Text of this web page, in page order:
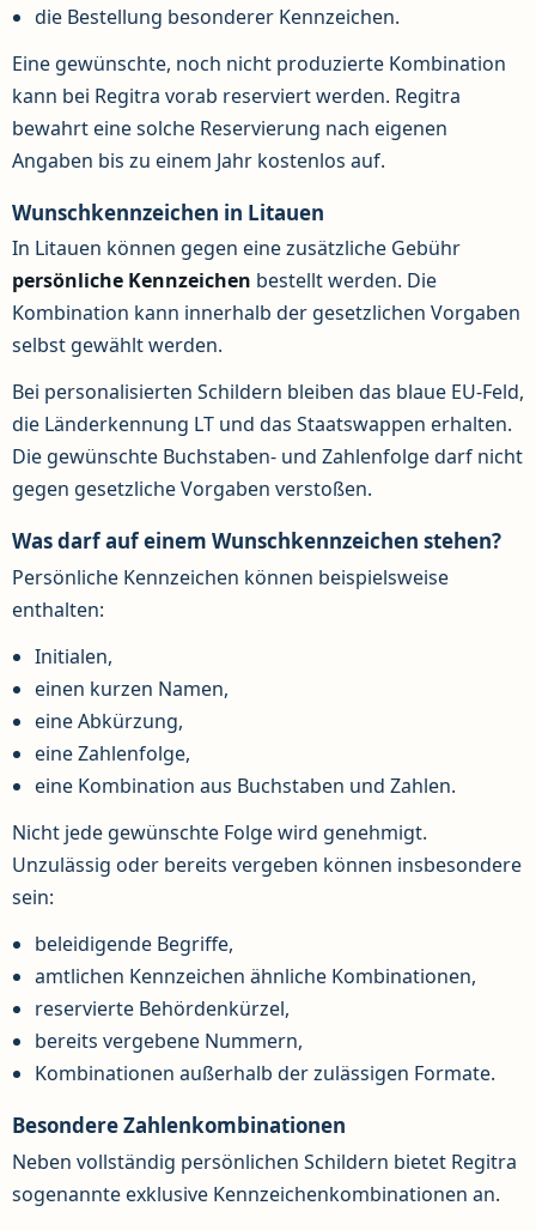
die Bestellung besonderer Kennzeichen.
Eine gewünschte, noch nicht produzierte Kombination
kann bei Regitra vorab reserviert werden. Regitra
bewahrt eine solche Reservierung nach eigenen
Angaben bis zu einem Jahr kostenlos auf.
Wunschkennzeichen in Litauen
In Litauen können gegen eine zusätzliche Gebühr
persönliche Kennzeichen bestellt werden. Die
Kombination kann innerhalb der gesetzlichen Vorgaben
selbst gewählt werden.
Bei personalisierten Schildern bleiben das blaue EU-Feld,
die Länderkennung LT und das Staatswappen erhalten.
Die gewünschte Buchstaben- und Zahlenfolge darf nicht
gegen gesetzliche Vorgaben verstoßen.
Was darf auf einem Wunschkennzeichen stehen?
Persönliche Kennzeichen können beispielsweise
enthalten:
Initialen,
einen kurzen Namen,
eine Abkürzung,
eine Zahlenfolge,
eine Kombination aus Buchstaben und Zahlen.
Nicht jede gewünschte Folge wird genehmigt.
Unzulässig oder bereits vergeben können insbesondere
sein:
beleidigende Begriffe,
amtlichen Kennzeichen ähnliche Kombinationen,
reservierte Behördenkürzel,
bereits vergebene Nummern,
Kombinationen außerhalb der zulässigen Formate.
Besondere Zahlenkombinationen
Neben vollständig persönlichen Schildern bietet Regitra
sogenannte exklusive Kennzeichenkombinationen an.